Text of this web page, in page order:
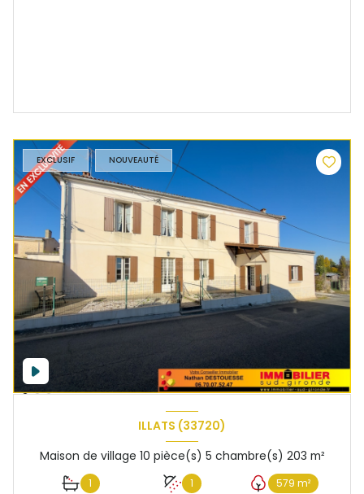
EXCLUSIF NOUVEAUTÉ
ILLATS (33720)
Maison de village 10 pièce(s) 5 chambre(s) 203 m²
1 1 579 m²